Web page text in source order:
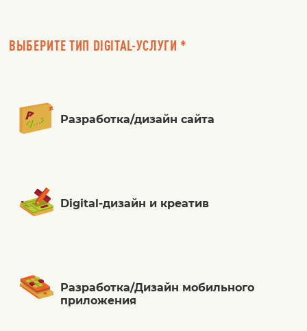
ВЫБЕРИТЕ ТИП DIGITAL-УСЛУГИ *
Разработка/дизайн сайта
Digital-дизайн и креатив
Разработка/Дизайн мобильного
приложения